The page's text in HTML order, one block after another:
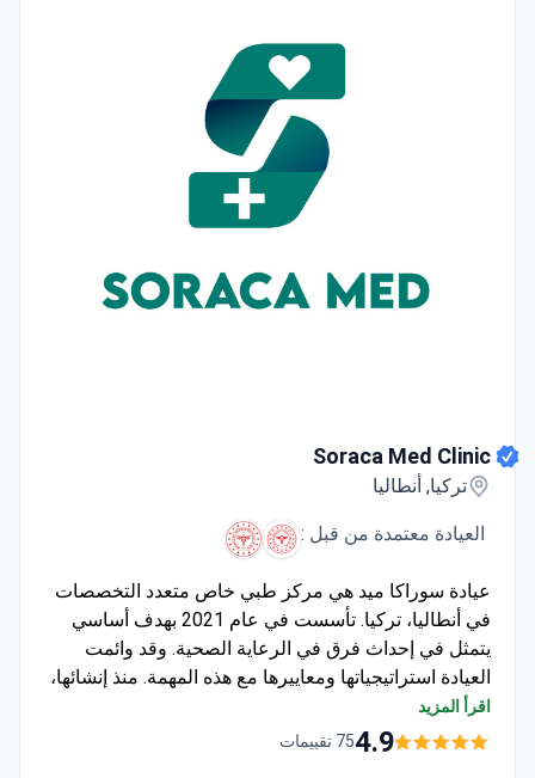
Soraca Med Clinic
تركيا, أنطاليا
العيادة معتمدة من قبل :
عيادة سوراكا ميد هي مركز طبي خاص متعدد التخصصات
في أنطاليا، تركيا. تأسست في عام 2021 بهدف أساسي
يتمثل في إحداث فرق في الرعاية الصحية. وقد وائمت
العيادة استراتيجياتها ومعاييرها مع هذه المهمة. منذ إنشائها،
أحرزت سوراكا ميد تقدمًا سريعًا في مجال الطب، وتسعى
جاهدة لإحداث تأثير إيجابي.
اقرأ المزيد
4.975 تقييمات